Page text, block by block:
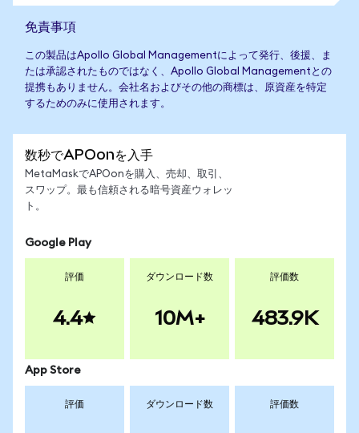
免責事項
この製品はApollo Global Managementによって発行、後援、ま
たは承認されたものではなく、Apollo Global Managementとの
提携もありません。会社名およびその他の商標は、原資産を特定
するためのみに使用されます。
数秒でAPOonを入手
MetaMaskでAPOonを購入、売却、取引、
スワップ。最も信頼される暗号資産ウォレッ
ト。
Google Play
評価
4.4
ダウンロード数
10M+
評価数
483.9K
App Store
評価 ダウンロード数 評価数